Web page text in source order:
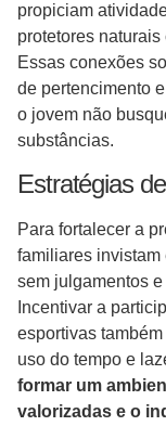
propiciam
protetores
Essas conexões
de pertencimento
o jovem não
substâncias.
Estratégias
Para fortalecer a
familiares invistam
sem julgamentos
Incentivar a
esportivas
uso do tempo e
formar um
valorizadas e o